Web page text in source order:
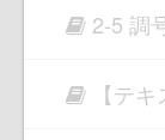
2-5 調
【テ